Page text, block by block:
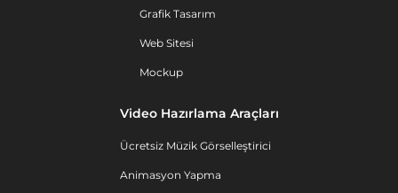
Grafik Tasarım
Web Sitesi
Mockup
Video Hazırlama Araçları
Ücretsiz Müzik Görselleştirici
Animasyon Yapma